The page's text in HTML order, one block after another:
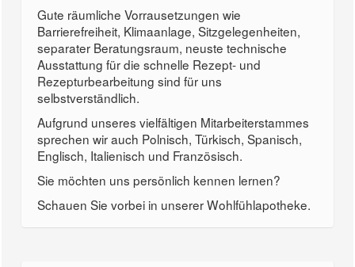
Gute räumliche Vorrausetzungen wie
Barrierefreiheit, Klimaanlage, Sitzgelegenheiten,
separater Beratungsraum, neuste technische
Ausstattung für die schnelle Rezept- und
Rezepturbearbeitung sind für uns
selbstverständlich.
Aufgrund unseres vielfältigen Mitarbeiterstammes
sprechen wir auch Polnisch, Türkisch, Spanisch,
Englisch, Italienisch und Französisch.
Sie möchten uns persönlich kennen lernen?
Schauen Sie vorbei in unserer Wohlfühlapotheke.